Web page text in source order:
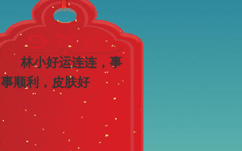
林小好运连连，事
事顺利，皮肤好